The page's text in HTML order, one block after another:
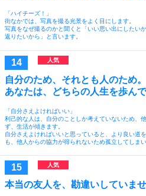
「ハイチーズ！」
街なかでは、写真を撮る光景をよく目にします。
写真をなぜ撮るのかと聞くと「いい思い出にしたい
返りたいから」と言います。
自分のため、それとも人のため。
あなたは、どちらの人生を歩んで
「自分さえよければいい」
利己的な人は、自分のことしか考えていないため、
ず、生活が傾きます。
自分さえよければいいと思っていると、より良い道
も、他人からの協力が得られないため孤立してしまい
本当の友人を、勘違いしていませ